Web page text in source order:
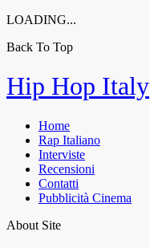
LOADING...
Back To Top
to
content
Hip Hop Italy
Home
Rap Italiano
Interviste
Recensioni
Contatti
Pubblicità Cinema
About Site